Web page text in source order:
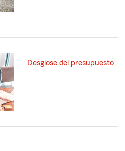
Desglose del presupuesto